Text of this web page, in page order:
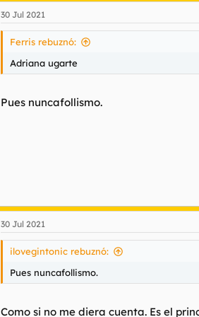
30 Jul 2021
Ferris rebuznó:
Adriana ugarte
Pues nuncafollismo.
30 Jul 2021
ilovegintonic rebuznó:
Pues nuncafollismo.
Como si no me diera cuenta. Es el